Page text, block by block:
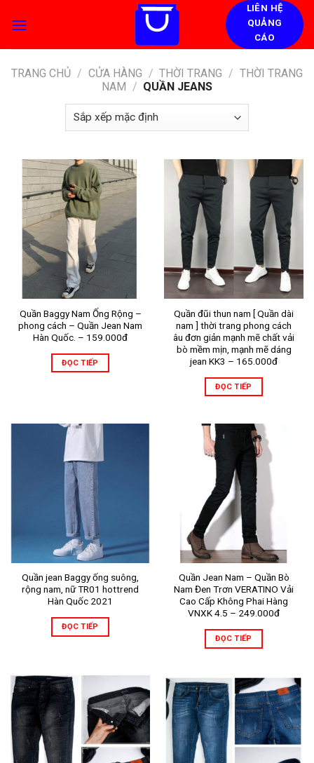
LIÊN HỆ
QUẢNG
CÁO
TRANG CHỦ / CỬA HÀNG / THỜI TRANG / THỜI TRANG
NAM / QUẦN JEANS
Quần Baggy Nam Ống Rộng –
phong cách – Quần Jean Nam
Hàn Quốc. – 159.000đ
ĐỌC TIẾP
Quần đũi thun nam [ Quần dài
nam ] thời trang phong cách
âu đơn giản mạnh mẽ chất vải
bò mềm mịn, mạnh mẽ dáng
jean KK3 – 165.000đ
ĐỌC TIẾP
Quần jean Baggy ống suông,
rộng nam, nữ TR01 hottrend
Hàn Quốc 2021
ĐỌC TIẾP
Quần Jean Nam – Quần Bò
Nam Đen Trơn VERATINO Vải
Cao Cấp Không Phai Hàng
VNXK 4.5 – 249.000đ
ĐỌC TIẾP